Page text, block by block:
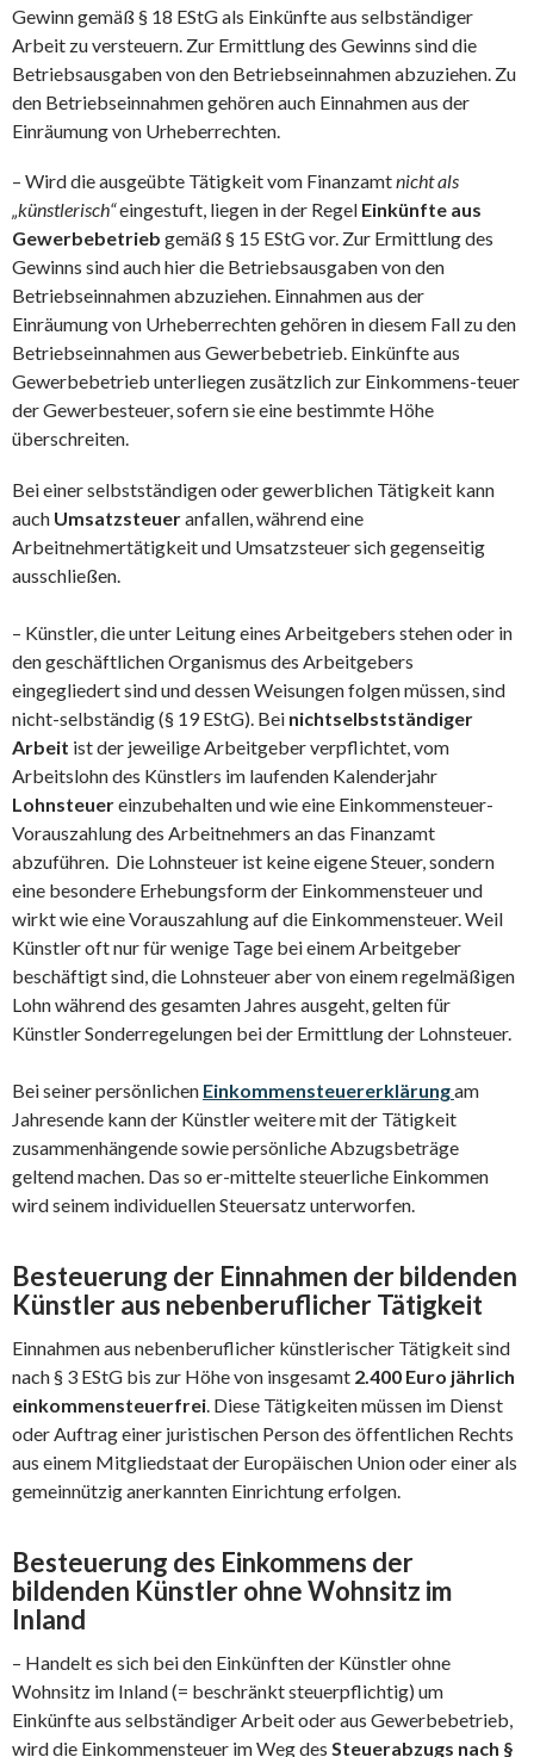
Gewinn gemäß § 18 EStG als Einkünfte aus selbständiger
Arbeit zu versteuern. Zur Ermittlung des Gewinns sind die
Betriebsausgaben von den Betriebseinnahmen abzuziehen. Zu
den Betriebseinnahmen gehören auch Einnahmen aus der
Einräumung von Urheberrechten.
– Wird die ausgeübte Tätigkeit vom Finanzamtnicht als
„künstlerisch“eingestuft, liegen in der Regel Einkünfte aus
Gewerbebetrieb gemäß § 15 EStG vor. Zur Ermittlung des
Gewinns sind auch hier die Betriebsausgaben von den
Betriebseinnahmen abzuziehen. Einnahmen aus der
Einräumung von Urheberrechten gehören in diesem Fall zu den
Betriebseinnahmen aus Gewerbebetrieb. Einkünfte aus
Gewerbebetrieb unterliegen zusätzlich zur Einkommens-teuer
der Gewerbesteuer, sofern sie eine bestimmte Höhe
überschreiten.
Bei einer selbstständigen oder gewerblichen Tätigkeit kann
auch Umsatzsteueranfallen, während eine
Arbeitnehmertätigkeit und Umsatzsteuer sich gegenseitig
ausschließen.
– Künstler, die unter Leitung eines Arbeitgebers stehen oder in
den geschäftlichen Organismus des Arbeitgebers
eingegliedert sind und dessen Weisungen folgen müssen, sind
nicht-selbständig (§ 19 EStG). Bei nichtselbstständiger
Arbeit ist der jeweilige Arbeitgeber verpflichtet, vom
Arbeitslohn des Künstlers im laufenden Kalenderjahr
Lohnsteuereinzubehalten und wie eine Einkommensteuer-
Vorauszahlung des Arbeitnehmers an das Finanzamt
abzuführen. Die Lohnsteuer ist keine eigene Steuer, sondern
eine besondere Erhebungsform der Einkommensteuer und
wirkt wie eine Vorauszahlung auf die Einkommensteuer. Weil
Künstler oft nur für wenige Tage bei einem Arbeitgeber
beschäftigt sind, die Lohnsteuer aber von einem regelmäßigen
Lohn während des gesamten Jahres ausgeht, gelten für
Künstler Sonderregelungen bei der Ermittlung der Lohnsteuer.
Bei seiner persönlichen Einkommensteuererklärungam
Jahresende kann der Künstler weitere mit der Tätigkeit
zusammenhängende sowie persönliche Abzugsbeträge
geltend machen. Das so er-mittelte steuerliche Einkommen
wird seinem individuellen Steuersatz unterworfen.
Besteuerung der Einnahmen der bildenden
Künstler aus nebenberuflicher Tätigkeit
Einnahmen aus nebenberuflicher künstlerischer Tätigkeit sind
nach § 3 EStG bis zur Höhe von insgesamt 2.400 Euro jährlich
einkommensteuerfrei . Diese Tätigkeiten müssen im Dienst
oder Auftrag einer juristischen Person des öffentlichen Rechts
aus einem Mitgliedstaat der Europäischen Union oder einer als
gemeinnützig anerkannten Einrichtung erfolgen.
Besteuerung des Einkommens der
bildenden Künstler ohne Wohnsitz im
Inland
– Handelt es sich bei den Einkünften der Künstler ohne
Wohnsitz im Inland (= beschränkt steuerpflichtig) um
Einkünfte aus selbständiger Arbeit oder aus Gewerbebetrieb,
wird die Einkommensteuer im Weg des Steuerabzugs nach §